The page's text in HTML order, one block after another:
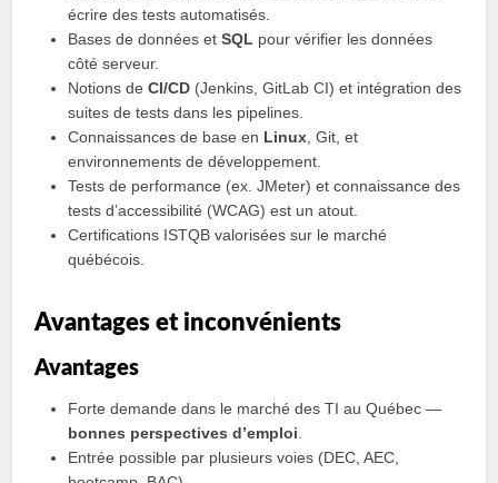
écrire des tests automatisés.
Bases de données etSQL pour vérifier les données
côté serveur.
Notions deCI/CD (Jenkins, GitLab CI) et intégration des
suites de tests dans les pipelines.
Connaissances de base en Linux , Git, et
environnements de développement.
Tests de performance (ex. JMeter) et connaissance des
tests d’accessibilité (WCAG) est un atout.
Certifications ISTQB valorisées sur le marché
québécois.
Avantages et inconvénients
Avantages
Forte demande dans le marché des TI au Québec —
bonnes perspectives d’emploi
Entrée possible par plusieurs voies (DEC, AEC,